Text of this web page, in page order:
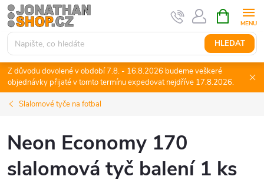
Přejít
na
obsah
HLEDAT
NÁKUPNÍ
KOŠÍK
Z důvodu dovolené v období 7.8. - 16.8.2026 budeme veškeré
objednávky přijaté v tomto termínu expedovat nejdříve 17.8.2026.
Slalomové tyče na fotbal
Neon Economy 170
slalomová tyč balení 1 ks